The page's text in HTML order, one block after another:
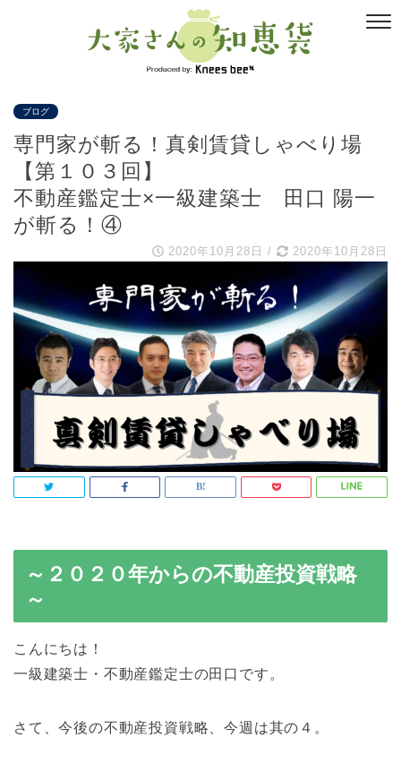
ブログ
専門家が斬る！真剣賃貸しゃべり場
【第１０３回】
不動産鑑定士×一級建築士 田口 陽一
が斬る！④
2020年10月28日 / 2020年10月28日
～２０２０年からの不動産投資戦略
～
こんにちは！
一級建築士・不動産鑑定士の田口です。
さて、今後の不動産投資戦略、今週は其の４。